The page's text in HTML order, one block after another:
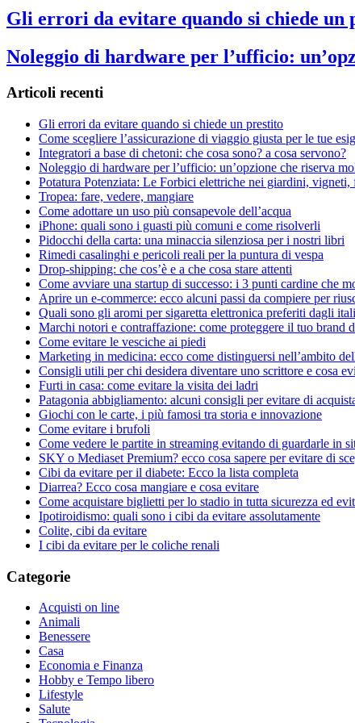
Gli errori da evitare quando si chiede un
Noleggio di hardware per l’ufficio:
Articoli recenti
Gli errori da evitare quando si chiede un prestito
Come scegliere l’assicurazione di viaggio giusta per le tue
Integratori a base di chetoni: che cosa sono? a cosa servono?
Noleggio di hardware per l’ufficio: un’opzione che riserva
Potatura Potenziata: Le Forbici elettriche nei giardini, vigneti,
Tropea: fare, vedere, mangiare
Come adottare un uso più consapevole dell’acqua
iPhone: quali sono i guasti più comuni e come risolverli
Pidocchi della carta: una minaccia silenziosa per i nostri libri
Rimedi casalinghi e pericoli reali per la puntura di vespa
Drop-shipping: che cos’è e a che cosa stare attenti
Come avviare una startup di successo: i 3 punti cardine che
Aprire un e-commerce: ecco alcuni passi da compiere per
Quali sono gli aromi per sigaretta elettronica preferiti dagli
Marchi notori e contraffazione: come proteggere il tuo brand
Come evitare le vesciche ai piedi
Marketing in medicina: ecco come distinguersi nell’ambito
Consigli utili per chi desidera diventare uno scrittore e cosa
Furti in casa: come evitare la visita dei ladri
Patagonia abbigliamento: alcuni consigli per evitare di
Giochi con le carte, i più famosi tra storia e innovazione
Come evitare i brufoli
Come vedere le partite in streaming evitando di guardarle in
SKY o Mediaset Premium? ecco cosa sapere per evitare di
Cibi da evitare per il diabete: Ecco la lista completa
Diarrea? Ecco cosa mangiare e cosa evitare
Come acquistare biglietti per lo stadio in tutta sicurezza ed
Ipotiroidismo: quali sono i cibi da evitare assolutamente
Colite, cibi da evitare
I cibi da evitare per le coliche renali
Categorie
Acquisti on line
Animali
Benessere
Casa
Economia e Finanza
Hobby e Tempo libero
Lifestyle
Salute